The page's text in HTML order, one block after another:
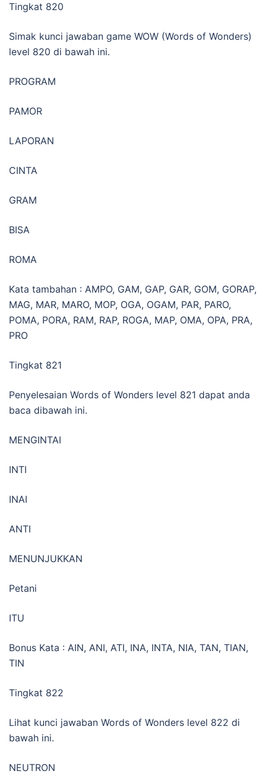
Tingkat 820
Simak kunci jawaban game WOW (Words of Wonders)
level 820 di bawah ini.
PROGRAM
PAMOR
LAPORAN
CINTA
GRAM
BISA
ROMA
Kata tambahan : AMPO, GAM, GAP, GAR, GOM, GORAP,
MAG, MAR, MARO, MOP, OGA, OGAM, PAR, PARO,
POMA, PORA, RAM, RAP, ROGA, MAP, OMA, OPA, PRA,
PRO
Tingkat 821
Penyelesaian Words of Wonders level 821 dapat anda
baca dibawah ini.
MENGINTAI
INTI
INAI
ANTI
MENUNJUKKAN
Petani
ITU
Bonus Kata : AIN, ANI, ATI, INA, INTA, NIA, TAN, TIAN,
TIN
Tingkat 822
Lihat kunci jawaban Words of Wonders level 822 di
bawah ini.
NEUTRON